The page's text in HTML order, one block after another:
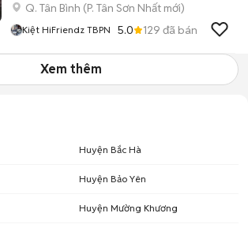
Q. Tân Bình (P. Tân Sơn Nhất mới)
Kiệt HiFriendz TBPN 5.0 129 đã bán
Xem thêm
Huyện Bắc Hà
Huyện Bảo Yên
Huyện Mường Khương